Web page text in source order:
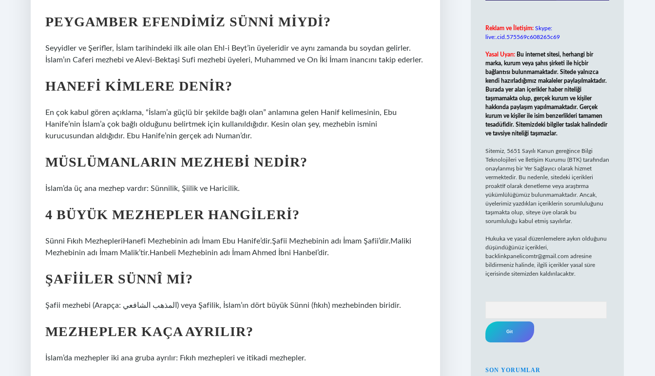
PEYGAMBER EFENDIMIZ SÜNNI MIYDI?
Seyyidler ve Şerifler, İslam tarihindeki ilk aile olan Ehl-i Beyt’in üyeleridir ve aynı zamanda bu soydan gelirler.
İslam’ın Caferi mezhebi ve Alevi-Bektaşi Sufi mezhebi üyeleri, Muhammed ve On İki İmam inancını takip ederler.
HANEFI KIMLERE DENIR?
En çok kabul gören açıklama, “İslam’a güçlü bir şekilde bağlı olan” anlamına gelen Hanif kelimesinin, Ebu
Hanife’nin İslam’a çok bağlı olduğunu belirtmek için kullanıldığıdır. Kesin olan şey, mezhebin ismini
kurucusundan aldığıdır. Ebu Hanife’nin gerçek adı Numan’dır.
MÜSLÜMANLARIN MEZHEBI NEDIR?
İslam’da üç ana mezhep vardır: Sünnilik, Şiilik ve Haricilik.
4 BÜYÜK MEZHEPLER HANGILERI?
Sünni Fıkıh MezhepleriHanefi Mezhebinin adı İmam Ebu Hanife’dir.Şafii Mezhebinin adı İmam Şafii’dir.Maliki
Mezhebinin adı İmam Malik’tir.Hanbeli Mezhebinin adı İmam Ahmed İbni Hanbel’dir.
ŞAFIILER SÜNNÎ MI?
Şafii mezhebi (Arapça: المذهب الشافعي) veya Şafilik, İslam’ın dört büyük Sünni (fıkıh) mezhebinden biridir.
MEZHEPLER KAÇA AYRILIR?
İslam’da mezhepler iki ana gruba ayrılır: Fıkıh mezhepleri ve itikadi mezhepler.
Reklam ve İletişim: Skype:
live:.cid.575569c608265c69
Yasal Uyarı: Bu internet sitesi, herhangi bir
marka, kurum veya şahıs şirketi ile hiçbir
bağlantısı bulunmamaktadır. Sitede yalnızca
kendi hazırladığımız makaleler paylaşılmaktadır.
Burada yer alan içerikler haber niteliği
taşımamakta olup, gerçek kurum ve kişiler
hakkında paylaşım yapılmamaktadır. Gerçek
kurum ve kişiler ile isim benzerlikleri tamamen
tesadüfidir. Sitemizdeki bilgiler taslak halindedir
ve tavsiye niteliği taşımazlar.
Sitemiz, 5651 Sayılı Kanun gereğince Bilgi
Teknolojileri ve İletişim Kurumu (BTK) tarafından
onaylanmış bir Yer Sağlayıcı olarak hizmet
vermektedir. Bu nedenle, sitedeki içerikleri
proaktif olarak denetleme veya araştırma
yükümlülüğümüz bulunmamaktadır. Ancak,
üyelerimiz yazdıkları içeriklerin sorumluluğunu
taşımakta olup, siteye üye olarak bu
sorumluluğu kabul etmiş sayılırlar.
Hukuka ve yasal düzenlemelere aykırı olduğunu
düşündüğünüz içerikleri,
backlinkpanelicomtr@gmail.com adresine
bildirmeniz halinde, ilgili içerikler yasal süre
içerisinde sitemizden kaldırılacaktır.
SON YORUMLAR